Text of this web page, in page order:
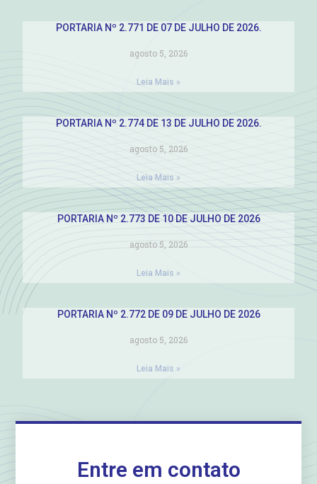
PORTARIA Nº 2.771 DE 07 DE JULHO DE 2026.
agosto 5, 2026
Leia Mais »
PORTARIA Nº 2.774 DE 13 DE JULHO DE 2026.
agosto 5, 2026
Leia Mais »
PORTARIA Nº 2.773 DE 10 DE JULHO DE 2026
agosto 5, 2026
Leia Mais »
PORTARIA Nº 2.772 DE 09 DE JULHO DE 2026
agosto 5, 2026
Leia Mais »
Entre em contato